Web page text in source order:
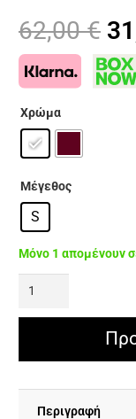
62,00€
Χρώμα
Μέγεθος
S
Μόνο 1 απομένουν
Maxi
Στο
ΓιακάΠεριγραφή